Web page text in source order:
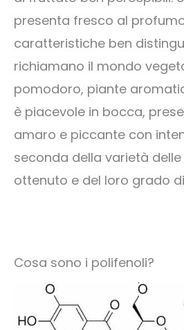
presenta fresco al
caratteristiche ben
richiamano il mondo
pomodoro, piante
è piacevole in bocca,
amaro e piccante con
seconda della varietà
ottenuto e del loro grado
Cosa sono i polifenoli?